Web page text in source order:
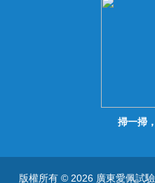
掃一掃
版權所有 © 2026 廣東愛佩試